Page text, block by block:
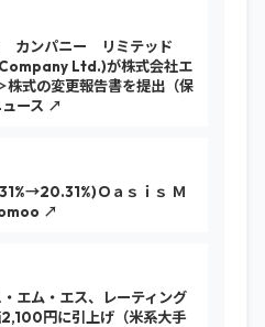
カンパニー リミテッド
Ltd.)が株式会社エ
株式の変更報告書を提出（保
ュース ↗
Ｏａｓｉｓ Ｍ
↗
・エム・エス、レーティング
円に引上げ（米系大手